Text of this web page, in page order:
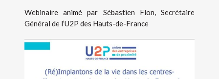
Webinaire animé par Sébastien Flon, Secrétaire
Général de l’U2P des Hauts-de-France